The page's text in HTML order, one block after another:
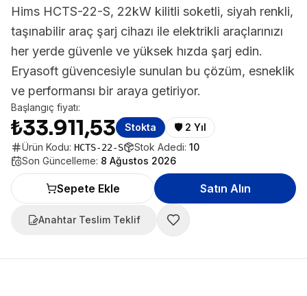
Hims HCTS-22-S, 22kW kilitli soketli, siyah renkli,
taşınabilir araç şarj cihazı ile elektrikli araçlarınızı
her yerde güvenle ve yüksek hızda şarj edin.
Eryasoft güvencesiyle sunulan bu çözüm, esneklik
ve performansı bir araya getiriyor.
Başlangıç fiyatı:
₺33.911,53 Stokta 🛡️ 2 Yıl
Ürün Kodu: HCTS-22-S Stok Adedi: 10
Son Güncelleme: 8 Ağustos 2026
Sepete Ekle Satın Alın
Anahtar Teslim Teklif